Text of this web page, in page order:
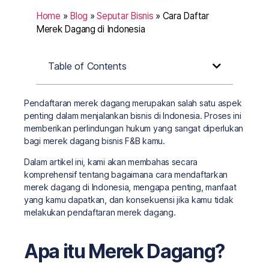
Home » Blog »Seputar Bisnis » Cara Daftar
Merek Dagang di Indonesia
Table of Contents
Pendaftaran merek dagang merupakan salah satu aspek
penting dalam menjalankan bisnis di Indonesia. Proses ini
memberikan perlindungan hukum yang sangat diperlukan
bagi merek dagang bisnis F&B kamu.
Dalam artikel ini, kami akan membahas secara
komprehensif tentang bagaimana cara mendaftarkan
merek dagang di Indonesia, mengapa penting, manfaat
yang kamu dapatkan, dan konsekuensi jika kamu tidak
melakukan pendaftaran merek dagang.
Apa itu Merek Dagang?